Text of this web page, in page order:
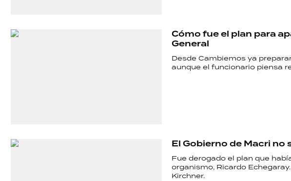
Cómo fue el plan para
General
Desde Cambiemos ya
aunque el funcionario piensa
El Gobierno de Macri no
Fue derogado el plan que
organismo, Ricardo
Kirchner.